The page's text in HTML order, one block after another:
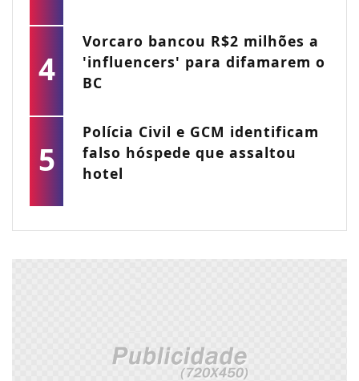
4
Vorcaro bancou R$2 milhões a
'influencers' para difamarem o
BC
5
Polícia Civil e GCM identificam
falso hóspede que assaltou
hotel